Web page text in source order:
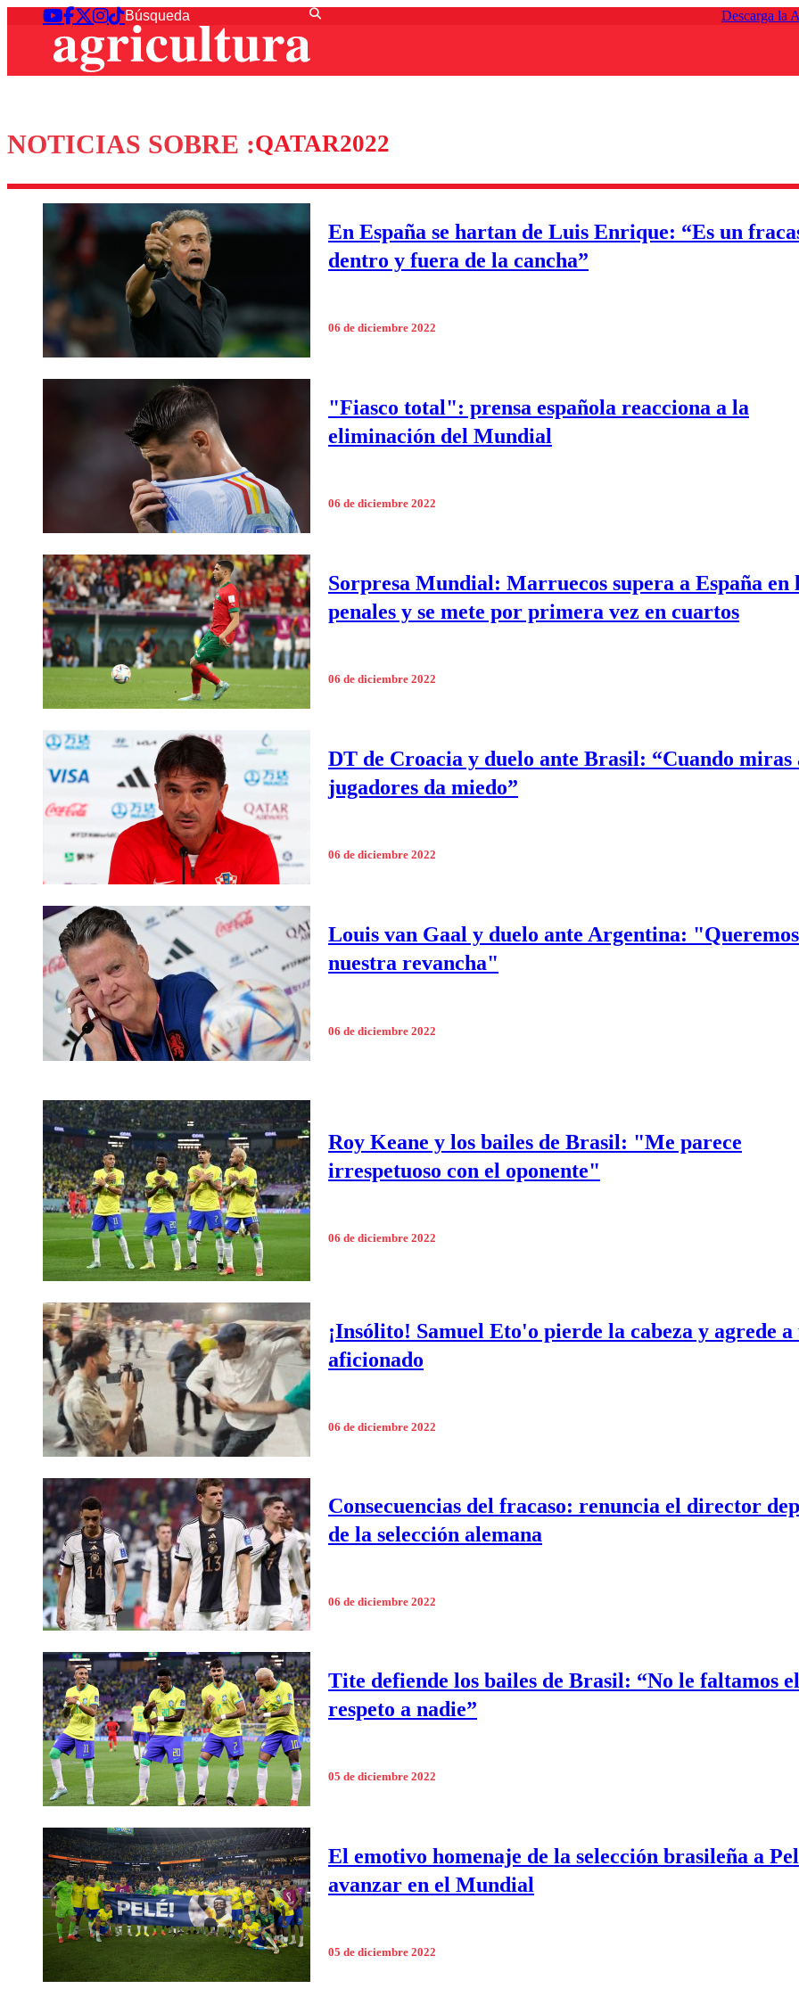
Descarga la
NOTICIAS SOBRE :QATAR2022
En España se hartan de Luis Enrique: “Es un
dentro y fuera de la cancha”
06 de diciembre 2022
"Fiasco total": prensa española reacciona a la
eliminación del Mundial
06 de diciembre 2022
Sorpresa Mundial: Marruecos supera a España en
penales y se mete por primera vez en cuartos
06 de diciembre 2022
DT de Croacia y duelo ante Brasil: “Cuando miras
jugadores da miedo”
06 de diciembre 2022
Louis van Gaal y duelo ante Argentina: "Queremos
nuestra revancha"
06 de diciembre 2022
Roy Keane y los bailes de Brasil: "Me parece
irrespetuoso con el oponente"
06 de diciembre 2022
¡Insólito! Samuel Eto'o pierde la cabeza y agrede a
aficionado
06 de diciembre 2022
Consecuencias del fracaso: renuncia el director
de la selección alemana
06 de diciembre 2022
Tite defiende los bailes de Brasil: “No le faltamos el
respeto a nadie”
05 de diciembre 2022
El emotivo homenaje de la selección brasileña a
avanzar en el Mundial
05 de diciembre 2022